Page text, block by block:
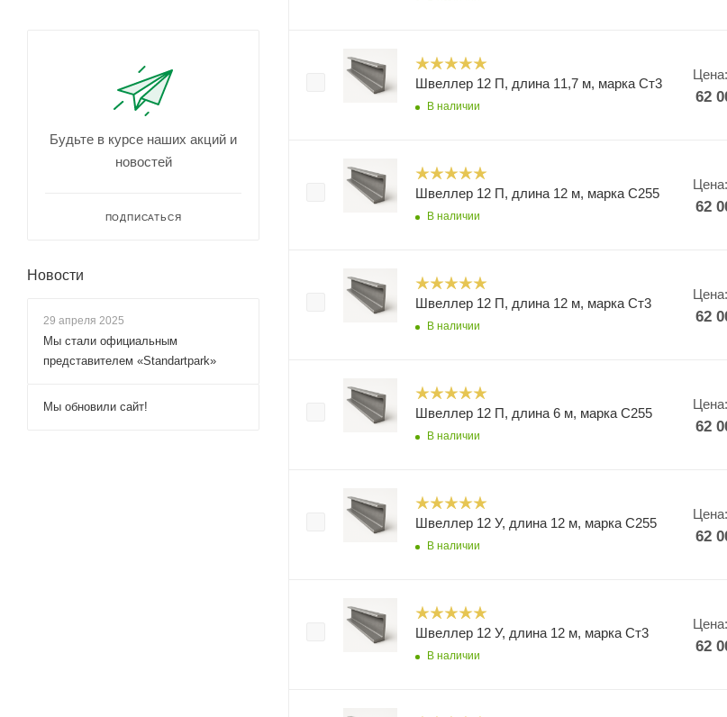
Швеллер 12 П, длина 11,7 м, марка Ст3
В наличии
Цена:
62
Швеллер 12 П, длина 12 м, марка С255
В наличии
Цена:
62
Швеллер 12 П, длина 12 м, марка Ст3
В наличии
Цена:
62
Швеллер 12 П, длина 6 м, марка С255
В наличии
Цена:
62
Швеллер 12 У, длина 12 м, марка С255
В наличии
Цена:
62
Швеллер 12 У, длина 12 м, марка Ст3
В наличии
Цена:
62
Будьте в курсе наших акций и
новостей
ПОДПИСАТЬСЯ
Новости
29 апреля 2025
Мы стали официальным
представителем «Standartpark»
Мы обновили сайт!